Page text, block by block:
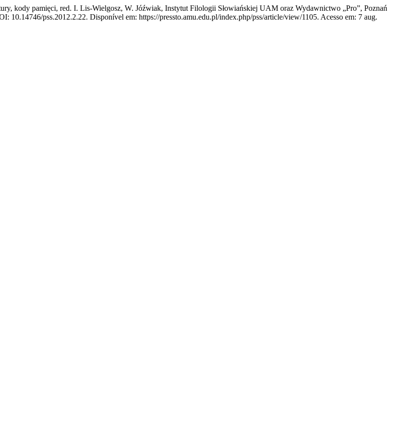
kody pamięci, red. I. Lis-Wielgosz, W. Jóźwiak, Instytut Filologii Słowiańskiej UAM oraz Wydawnictwo „Pro”, Poznań
10.14746/pss.2012.2.22. Disponível em: https://pressto.amu.edu.pl/index.php/pss/article/view/1105. Acesso em: 7 aug.